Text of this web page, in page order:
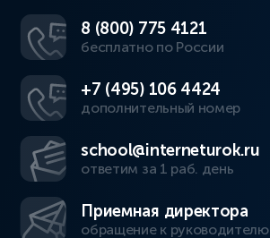
8 (800) 775 4121
бесплатно по России
+7 (495) 106 4424
дополнительный номер
school@interneturok.ru
ответим за 1 раб. день
Приемная директора
обращение к руководителю